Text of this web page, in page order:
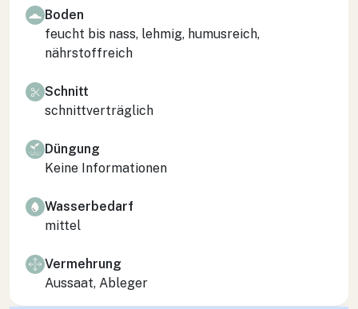
Boden
feucht bis nass, lehmig, humusreich,
nährstoffreich
Schnitt
schnittverträglich
Düngung
Keine Informationen
Wasserbedarf
mittel
Vermehrung
Aussaat, Ableger